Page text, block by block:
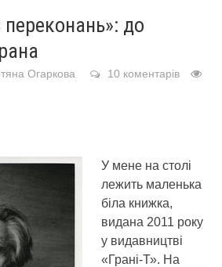
до
Огаркова
10 коментарів
У мене на столі
лежить маленька
біла книжка,
видана 2011 року
у видавництві
«Грані-Т». На